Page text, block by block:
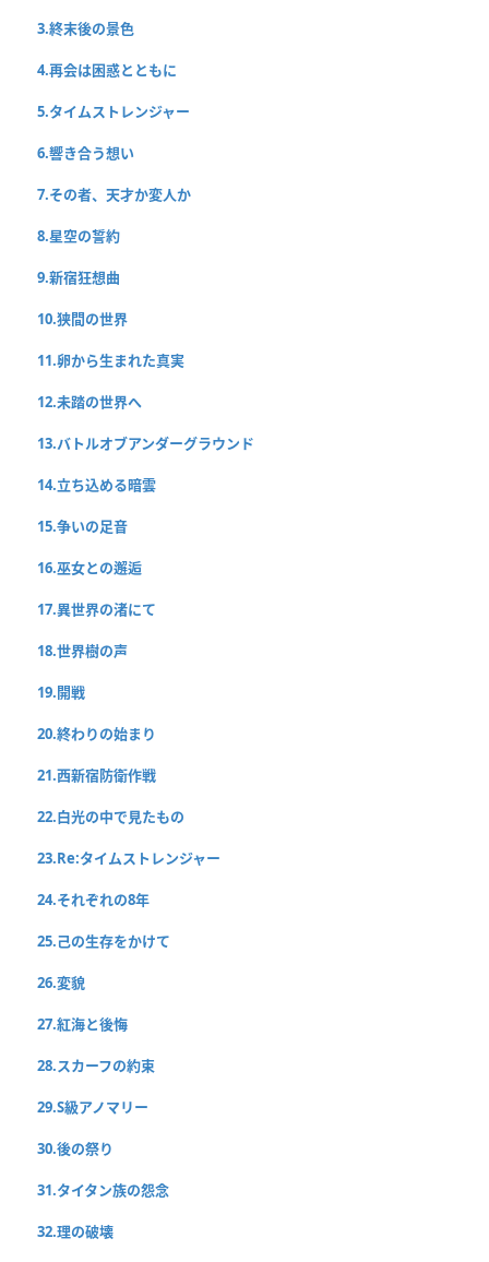
3.終末後の景色
4.再会は困惑とともに
5.タイムストレンジャー
6.響き合う想い
7.その者、天才か変人か
8.星空の誓約
9.新宿狂想曲
10.狭間の世界
11.卵から生まれた真実
12.未踏の世界へ
13.バトルオブアンダーグラウンド
14.立ち込める暗雲
15.争いの足音
16.巫女との邂逅
17.異世界の渚にて
18.世界樹の声
19.開戦
20.終わりの始まり
21.西新宿防衛作戦
22.白光の中で見たもの
23.Re:タイムストレンジャー
24.それぞれの8年
25.己の生存をかけて
26.変貌
27.紅海と後悔
28.スカーフの約束
29.S級アノマリー
30.後の祭り
31.タイタン族の怨念
32.理の破壊